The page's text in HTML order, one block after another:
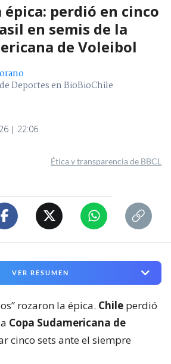
épica: perdió en cinco
en semis de la
de Voleibol
Deportes en BioBioChile
| 22:06
Ética y transparencia de BBCL
VER RESUMEN
rozaron la épica. Chile perdió
Copa Sudamericana de
cinco sets ante el siempre